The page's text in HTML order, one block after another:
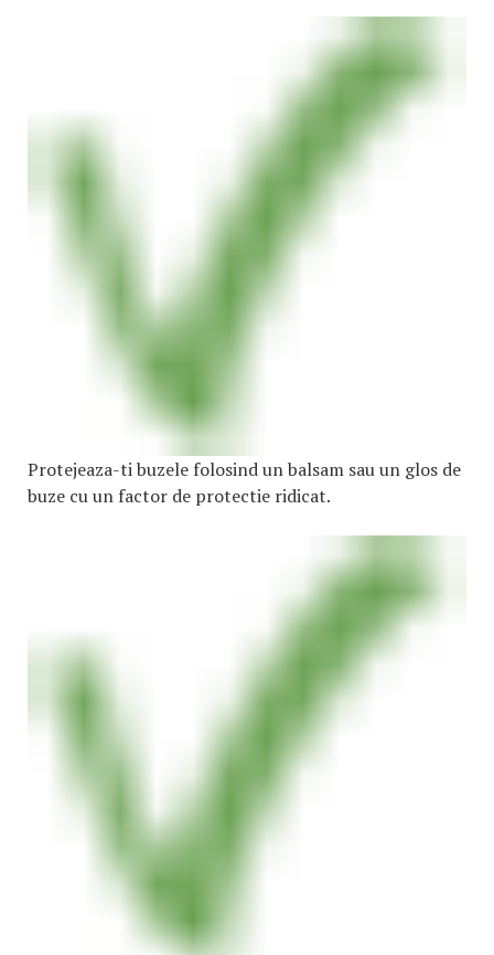
Protejeaza-ti buzele folosind un balsam sau un glos de
buze cu un factor de protectie ridicat.